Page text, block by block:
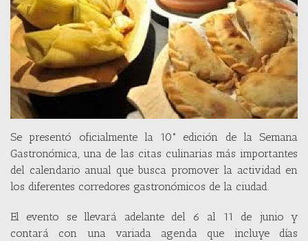
Se presentó oficialmente la 10° edición de la Semana
Gastronómica, una de las citas culinarias más importantes
del calendario anual que busca promover la actividad en
los diferentes corredores gastronómicos de la ciudad.
El evento se llevará adelante del 6 al 11 de junio y
contará con una variada agenda que incluye días